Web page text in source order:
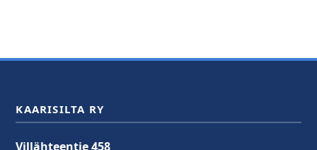
KAARISILTA RY
Villähteentie 458